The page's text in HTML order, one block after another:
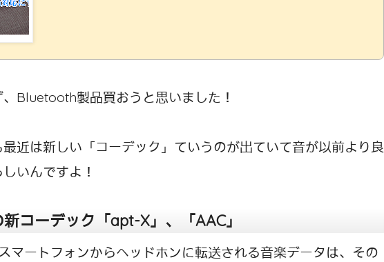
Bluetooth製品買おうと思いました！
最近は新しい「コーデック」ていうのが出ていて音が以前より良
いんですよ！
コーデック「apt-X」、「AAC」
マートフォンからヘッドホンに転送される音楽データは、その